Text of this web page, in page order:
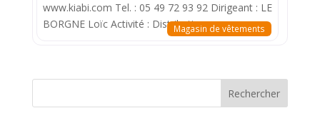
Magasin de vêtements
www.kiabi.com Tel. : 05 49 72 93 92 Dirigeant : LE
BORGNE Loïc Activité : Distribution